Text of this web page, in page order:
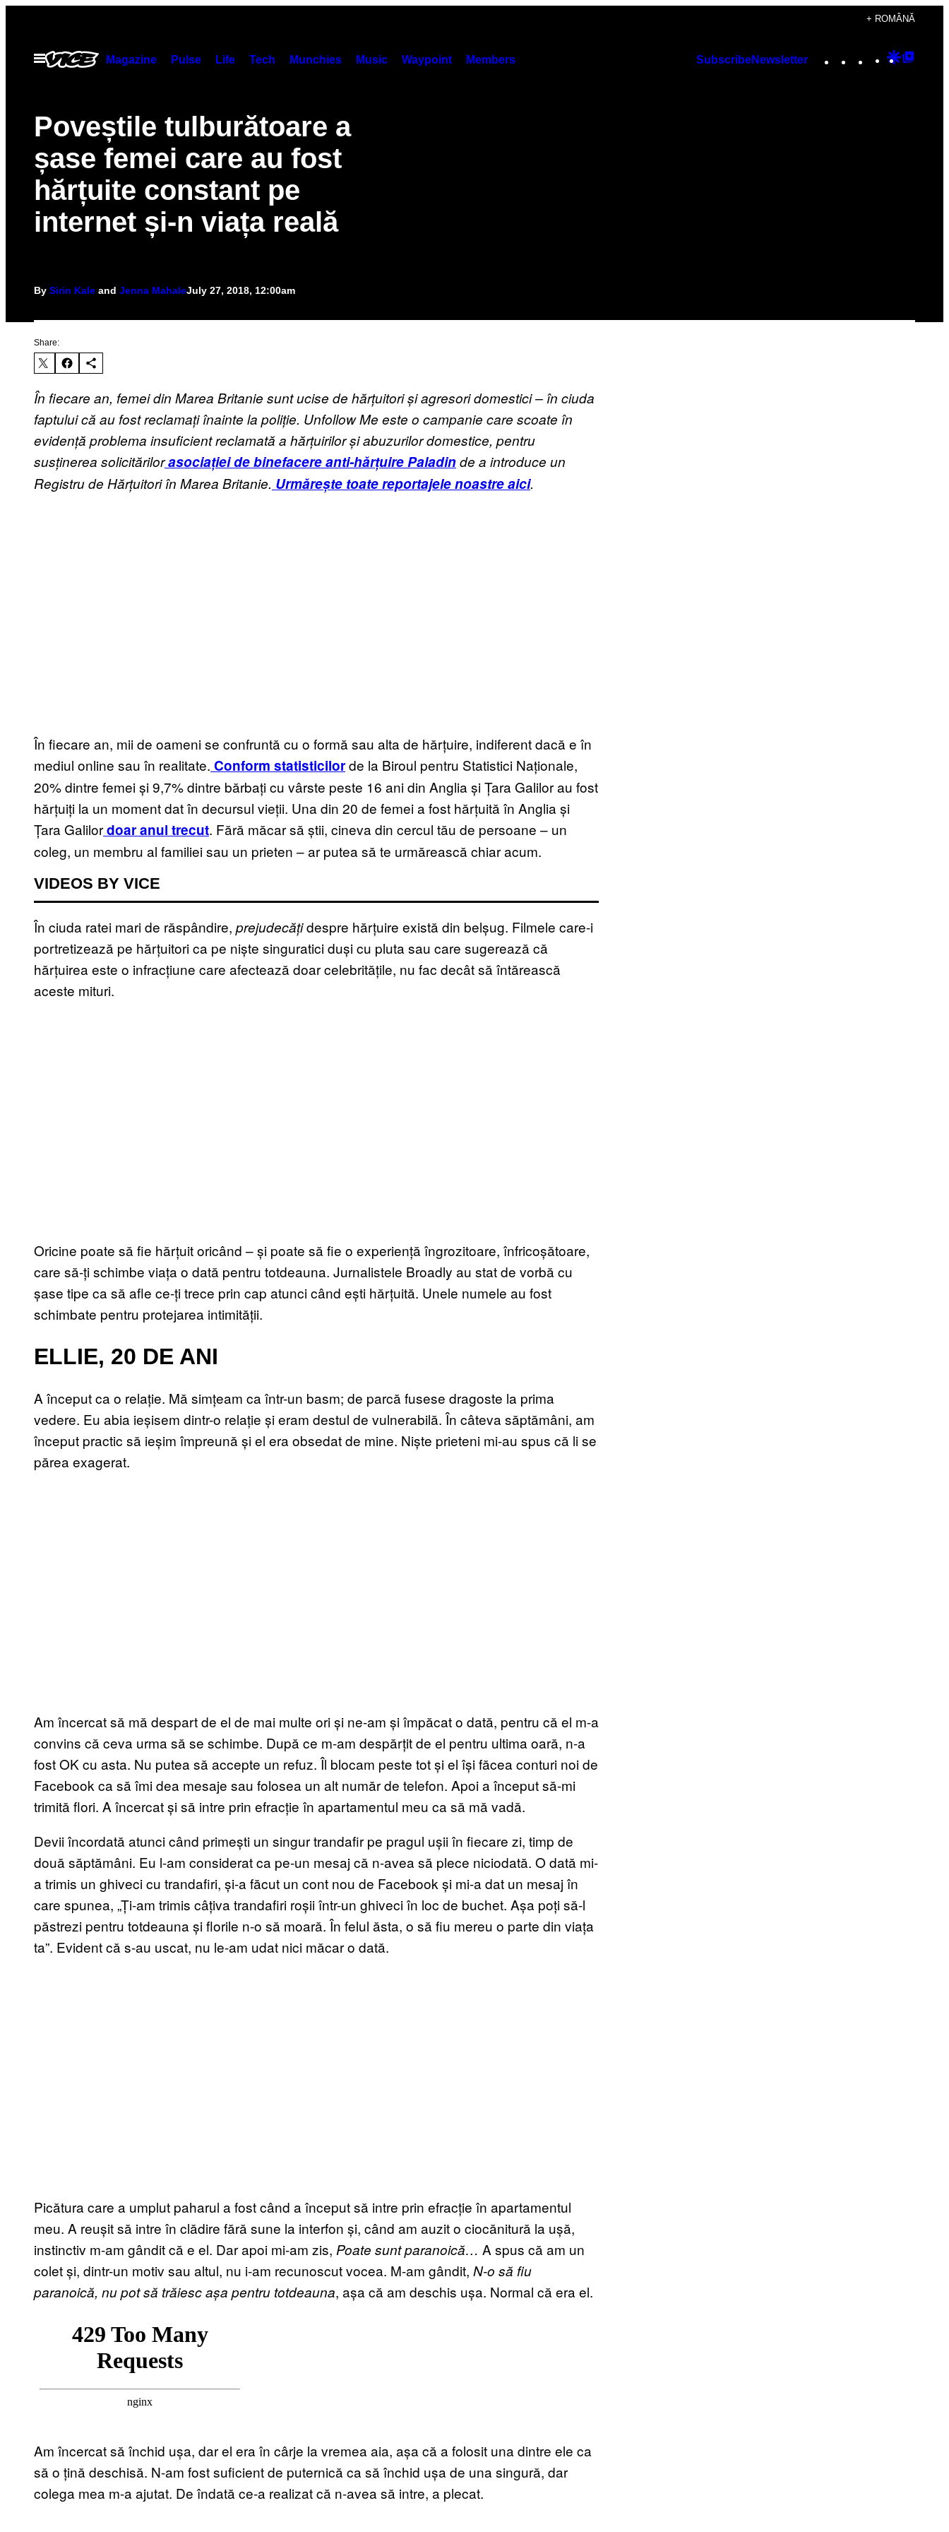
content
+ ROMÂNĂ
Open
Menu
Magazine Pulse Life Tech Munchies Music Waypoint Members SubscribeNewsletter Instagram
TikTok
YouTube
Google
Poveștile tulburătoare a
șase femei care au fost
hărțuite constant pe
internet și-n viața reală
By Sirin Kale and Jenna MahaleJuly 27, 2018, 12:00am
Share:
În fiecare an, femei din Marea Britanie sunt ucise de hărțuitori și agresori domestici – în ciuda
faptului că au fost reclamați înainte la poliție. Unfollow Me este o campanie care scoate în
evidență problema insuficient reclamată a hărțuirilor și abuzurilor domestice, pentru
susținerea solicitărilorasociației de binefacere anti-hărțuire Paladinde a introduce un
Registru de Hărțuitori în Marea Britanie. Urmărește toate reportajele noastre aici.
În fiecare an, mii de oameni se confruntă cu o formă sau alta de hărțuire, indiferent dacă e în
mediul online sau în realitate. Conform statisticilorde la Biroul pentru Statistici Naționale,
20% dintre femei și 9,7% dintre bărbați cu vârste peste 16 ani din Anglia și Țara Galilor au fost
hărțuiți la un moment dat în decursul vieții. Una din 20 de femei a fost hărțuită în Anglia și
Țara Galilordoar anul trecut. Fără măcar să știi, cineva din cercul tău de persoane – un
coleg, un membru al familiei sau un prieten – ar putea să te urmărească chiar acum.
VIDEOS BY VICE
În ciuda ratei mari de răspândire, prejudecățidespre hărțuire există din belșug. Filmele care-i
portretizează pe hărțuitori ca pe niște singuratici duși cu pluta sau care sugerează că
hărțuirea este o infracțiune care afectează doar celebritățile, nu fac decât să întărească
aceste mituri.
Oricine poate să fie hărțuit oricând – și poate să fie o experiență îngrozitoare, înfricoșătoare,
care să-ți schimbe viața o dată pentru totdeauna. Jurnalistele Broadly au stat de vorbă cu
șase tipe ca să afle ce-ți trece prin cap atunci când ești hărțuită. Unele numele au fost
schimbate pentru protejarea intimității.
ELLIE, 20 DE ANI
A început ca o relație. Mă simțeam ca într-un basm; de parcă fusese dragoste la prima
vedere. Eu abia ieșisem dintr-o relație și eram destul de vulnerabilă. În câteva săptămâni, am
început practic să ieșim împreună și el era obsedat de mine. Niște prieteni mi-au spus că li se
părea exagerat.
Am încercat să mă despart de el de mai multe ori și ne-am și împăcat o dată, pentru că el m-a
convins că ceva urma să se schimbe. După ce m-am despărțit de el pentru ultima oară, n-a
fost OK cu asta. Nu putea să accepte un refuz. Îl blocam peste tot și el își făcea conturi noi de
Facebook ca să îmi dea mesaje sau folosea un alt număr de telefon. Apoi a început să-mi
trimită flori. A încercat și să intre prin efracție în apartamentul meu ca să mă vadă.
Devii încordată atunci când primești un singur trandafir pe pragul ușii în fiecare zi, timp de
două săptămâni. Eu l-am considerat ca pe-un mesaj că n-avea să plece niciodată. O dată mi-
a trimis un ghiveci cu trandafiri, și-a făcut un cont nou de Facebook și mi-a dat un mesaj în
care spunea, „Ți-am trimis câțiva trandafiri roșii într-un ghiveci în loc de buchet. Așa poți să-l
păstrezi pentru totdeauna și florile n-o să moară. În felul ăsta, o să fiu mereu o parte din viața
ta”. Evident că s-au uscat, nu le-am udat nici măcar o dată.
Picătura care a umplut paharul a fost când a început să intre prin efracție în apartamentul
meu. A reușit să intre în clădire fără sune la interfon și, când am auzit o ciocănitură la ușă,
instinctiv m-am gândit că e el. Dar apoi mi-am zis, Poate sunt paranoică… A spus că am un
colet și, dintr-un motiv sau altul, nu i-am recunoscut vocea. M-am gândit, N-o să fiu
paranoică, nu pot să trăiesc așa pentru totdeauna, așa că am deschis ușa. Normal că era el.
Am încercat să închid ușa, dar el era în cârje la vremea aia, așa că a folosit una dintre ele ca
să o țină deschisă. N-am fost suficient de puternică ca să închid ușa de una singură, dar
colega mea m-a ajutat. De îndată ce-a realizat că n-avea să intre, a plecat.